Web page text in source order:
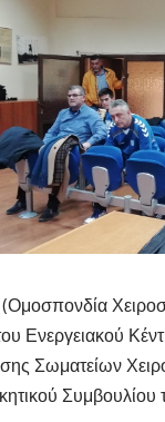
Ενεργειακού
Σωματείων
Συμβουλίου